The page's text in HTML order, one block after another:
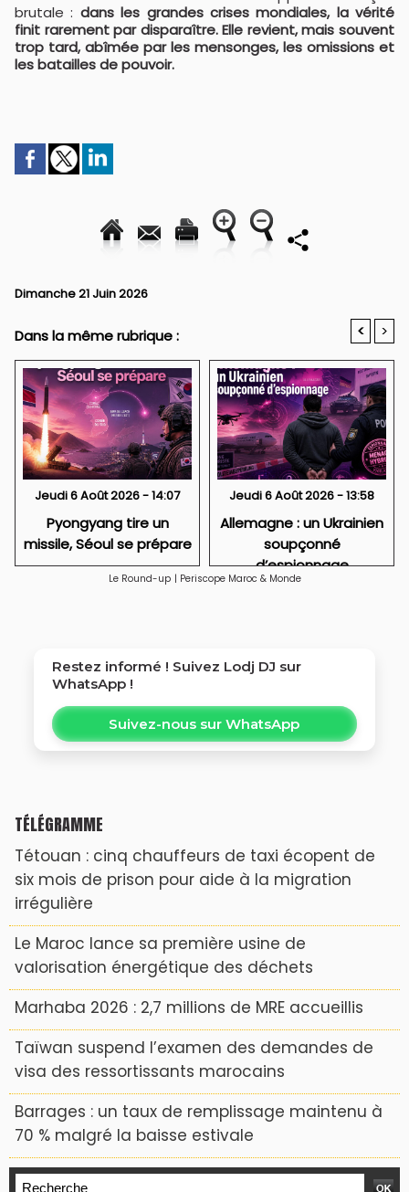
brutale : dans les grandes crises mondiales, la vérité
finit rarement par disparaître. Elle revient, mais souvent
trop tard, abîmée par les mensonges, les omissions et
les batailles de pouvoir.
Dimanche 21 Juin 2026
Dans la même rubrique : < >
Jeudi 6 Août 2026 - 14:07
Pyongyang tire un
missile, Séoul se prépare
Jeudi 6 Août 2026 - 13:58
Allemagne : un Ukrainien
soupçonné
d’espionnage
Le Round-up | Periscope Maroc & Monde
Restez informé ! Suivez Lodj DJ sur
WhatsApp !
Suivez-nous sur WhatsApp
TÉLÉGRAMME
Tétouan : cinq chauffeurs de taxi écopent de
six mois de prison pour aide à la migration
irrégulière
Le Maroc lance sa première usine de
valorisation énergétique des déchets
Marhaba 2026 : 2,7 millions de MRE accueillis
Taïwan suspend l’examen des demandes de
visa des ressortissants marocains
Barrages : un taux de remplissage maintenu à
70 % malgré la baisse estivale